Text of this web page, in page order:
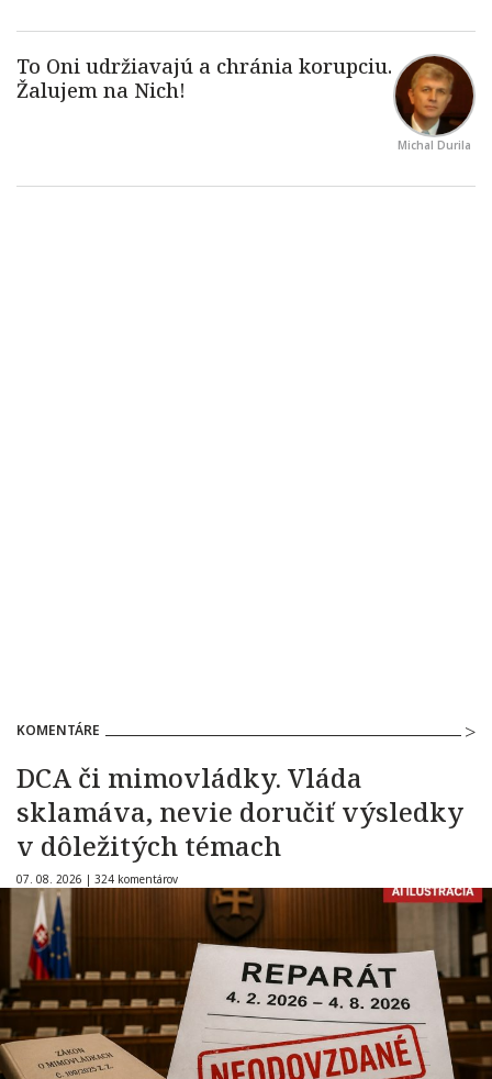
Michal Durila
KOMENTÁRE
DCA či mimovládky. Vláda
sklamáva, nevie doručiť výsledky
v dôležitých témach
07. 08. 2026 | 324 komentárov